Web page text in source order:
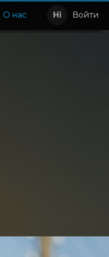
О нас Войти